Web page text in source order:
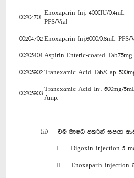
00204701
Enoxaparin Inj. 4000IU/0.4mL
PFS/Vial
00204702 Enoxaparin Inj.6000/0.6mL PFS/
00205404 Aspirin Enteric-coated Tab75mg
00205902 Tranexamic Acid Tab/Cap
00205903
Tranexamic Acid Inj. 500mg/
Amp.
(ii) එම ඖෂධ අතරින් සපයා ඇති
I. Digoxin injection 5 mcg
II. Enoxaparin injection 6000